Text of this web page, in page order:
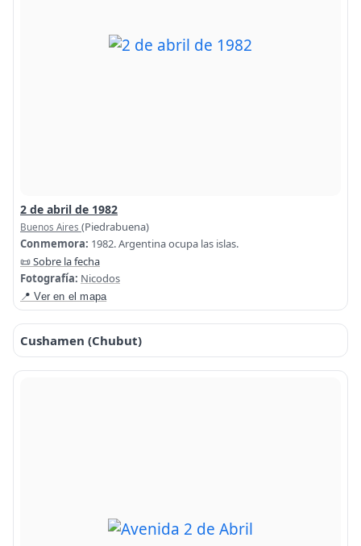
2 de abril de 1982
Buenos Aires (Piedrabuena)
Conmemora: 1982. Argentina ocupa las islas.
📜 Sobre la fecha
Fotografía: Nicodos
📍 Ver en el mapa
Cushamen (Chubut)